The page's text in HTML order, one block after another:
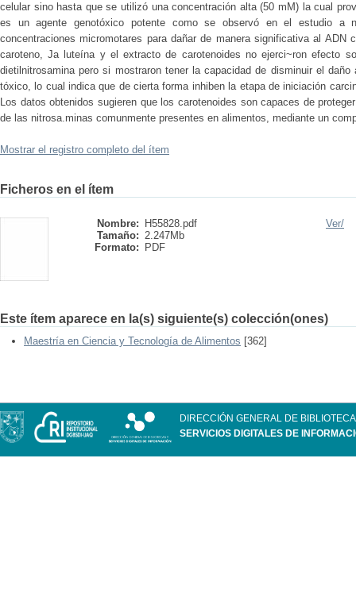
celular sino hasta que se utilizó una concentración alta (50 mM) la cual
es un agente genotóxico potente como se observó en el estudio a
concentraciones micromotares para dañar de manera significativa al ADN
caroteno, Ja luteína y el extracto de carotenoides no ejerci~ron efecto
dietilnitrosamina pero si mostraron tener la capacidad de disminuir el
tóxico, lo cual indica que de cierta forma inhiben la etapa de iniciación
Los datos obtenidos sugieren que los carotenoides son capaces de
de las nitrosa.minas comunmente presentes en alimentos, mediante un
Mostrar el registro completo del ítem
Ficheros en el ítem
Nombre:
H55828.pdf
Tamaño: 2.247Mb
Formato:
PDF
Ver/
Este ítem aparece en la(s) siguiente(s) colección(ones)
Maestría en Ciencia y Tecnología de Alimentos [362]
DIRECCIÓN GENERAL DE
SERVICIOS DIGITALES DE